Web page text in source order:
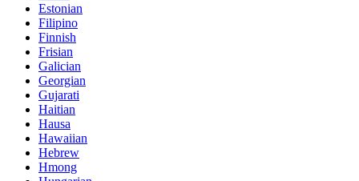
Estonian
Filipino
Finnish
Frisian
Galician
Georgian
Gujarati
Haitian
Hausa
Hawaiian
Hebrew
Hmong